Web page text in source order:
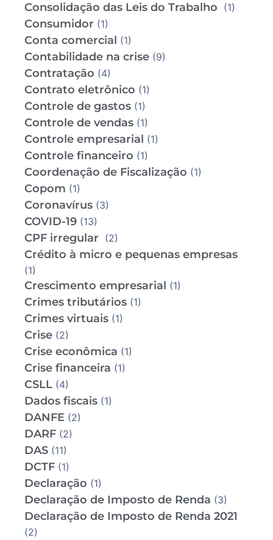
Consolidação das Leis do Trabalho (1)
Consumidor (1)
Conta comercial (1)
Contabilidade na crise (9)
Contratação (4)
Contrato eletrônico (1)
Controle de gastos (1)
Controle de vendas (1)
Controle empresarial (1)
Controle financeiro (1)
Coordenação de Fiscalização (1)
Copom (1)
Coronavírus (3)
COVID-19 (13)
CPF irregular (2)
Crédito à micro e pequenas empresas
(1)
Crescimento empresarial (1)
Crimes tributários (1)
Crimes virtuais (1)
Crise (2)
Crise econômica (1)
Crise financeira (1)
CSLL (4)
Dados fiscais (1)
DANFE (2)
DARF (2)
DAS (11)
DCTF (1)
Declaração (1)
Declaração de Imposto de Renda (3)
Declaração de Imposto de Renda 2021
(2)